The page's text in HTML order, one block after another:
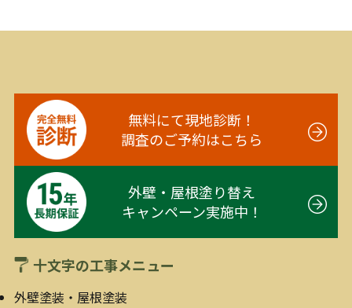
無料にて現地診断！
調査のご予約はこちら
外壁・屋根塗り替え
キャンペーン実施中！
十文字の工事メニュー
外壁塗装・屋根塗装